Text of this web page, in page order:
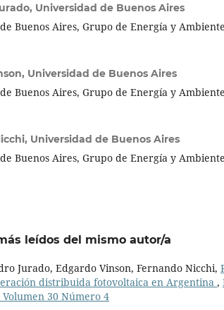
Universidad de Buenos Aires
Buenos Aires, Grupo de Energía y Ambiente
Universidad de Buenos Aires
Buenos Aires, Grupo de Energía y Ambiente
Universidad de Buenos Aires
Buenos Aires, Grupo de Energía y Ambiente
leídos del mismo autor/a
Jurado, Edgardo Vinson, Fernando Nicchi,
distribuida fotovoltaica en Argentina ,
Volumen 30 Número 4